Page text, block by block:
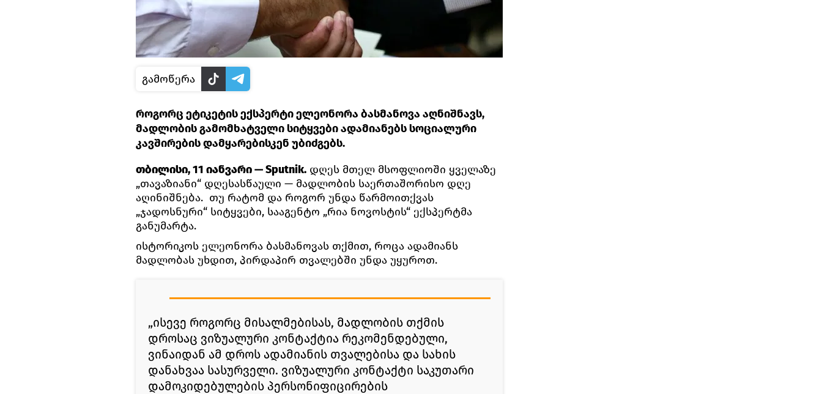
გამოწერა
როგორც ეტიკეტის ექსპერტი ელეონორა ბასმანოვა აღნიშნავს,
მადლობის გამომხატველი სიტყვები ადამიანებს სოციალური
კავშირების დამყარებისკენ უბიძგებს.
თბილისი, 11 იანვარი — Sputnik. დღეს მთელ მსოფლიოში ყველაზე
„თავაზიანი“ დღესასწაული — მადლობის საერთაშორისო დღე
აღინიშნება. თუ რატომ და როგორ უნდა წარმოითქვას
„ჯადოსნური“ სიტყვები, სააგენტო „რია ნოვოსტის“ ექსპერტმა
განუმარტა.
ისტორიკოს ელეონორა ბასმანოვას თქმით, როცა ადამიანს
მადლობას უხდით, პირდაპირ თვალებში უნდა უყუროთ.
„ისევე როგორც მისალმებისას, მადლობის თქმის
დროსაც ვიზუალური კონტაქტია რეკომენდებული,
ვინაიდან ამ დროს ადამიანის თვალებისა და სახის
დანახვაა სასურველი. ვიზუალური კონტაქტი საკუთარი
დამოკიდებულების პერსონიფიცირების